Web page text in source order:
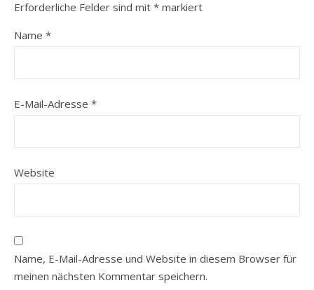
Erforderliche Felder sind mit * markiert
Name *
E-Mail-Adresse *
Website
Name, E-Mail-Adresse und Website in diesem Browser für
meinen nächsten Kommentar speichern.